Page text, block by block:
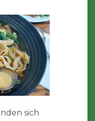
sich